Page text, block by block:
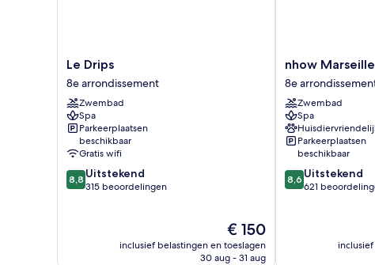
Le
Drips
8e
arrondissement
Le Drips
8e arrondissement
Zwembad
Spa
Parkeerplaatsen
beschikbaar
Gratis wifi
8.8
van
beoordelingen
8,8 Uitstekend
315 beoordelingen
De
prijs
is
€ 150
inclusief belastingen en toeslagen
30 aug - 31 aug
nhow
Marseille
8e
arrondissement
nhow Marseille
8e
Zwembad
Spa
Parkeerplaatsen
beschikbaar
8.6
van
beoordelingen
8,6 Uitstekend
621